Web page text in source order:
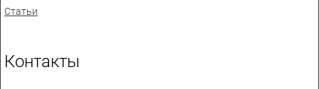
Статьи
Контакты